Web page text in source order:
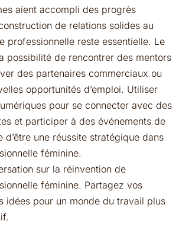
aient accompli des progrès
de relations solides au
professionnelle reste essentielle. Le
possibilité de rencontrer des mentors
des partenaires commerciaux ou
opportunités d’emploi. Utiliser
pour se connecter avec des
et participer à des événements de
d’être une réussite stratégique dans
féminine.
sur la réinvention de
féminine. Partagez vos
idées pour un monde du travail plus